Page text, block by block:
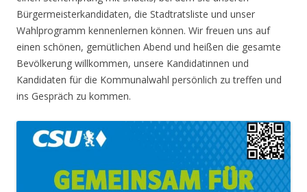
Bürgermeisterkandidaten, die Stadtratsliste und unser
Wahlprogramm kennenlernen können. Wir freuen uns auf
einen schönen, gemütlichen Abend und heißen die gesamte
Bevölkerung willkommen, unsere Kandidatinnen und
Kandidaten für die Kommunalwahl persönlich zu treffen und
ins Gespräch zu kommen.